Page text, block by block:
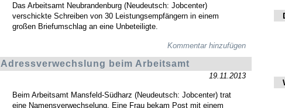
Das Arbeitsamt Neubrandenburg (Neudeutsch: Jobcenter)
verschickte Schreiben von 30 Leistungsempfängern in einem
großen Briefumschlag an eine Unbeteiligte.
Kommentar hinzufügen
Adressverwechslung beim Arbeitsamt
19.11.2013
Beim Arbeitsamt Mansfeld-Südharz (Neudeutsch: Jobcenter) trat
eine Namensverwechselung. Eine Frau bekam Post mit einem